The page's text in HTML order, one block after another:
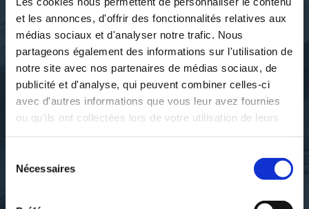
et les annonces, d'offrir des fonctionnalités relatives aux
médias sociaux et d'analyser notre trafic. Nous
partageons également des informations sur l'utilisation de
notre site avec nos partenaires de médias sociaux, de
publicité et d'analyse, qui peuvent combiner celles-ci
avec d'autres informations que vous leur avez fournies
ou qu'ils ont collectées lors de votre utilisation de leurs
NécessairesSifantus
21H34 - GABRIELLE 21H34 - VICTOR